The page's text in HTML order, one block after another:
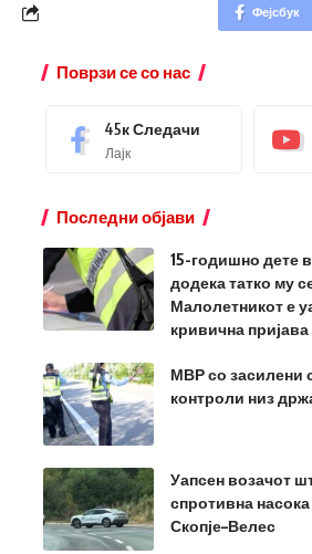
Фејсбук
Поврзи се со нас
45кСледачи
Лајк
Последни објави
15-годишно дете
додека татко му
Малолетникот е
кривична пријава
МВР со засилени
контроли низ
Уапсен возачот
спротивна
Скопје–Велес